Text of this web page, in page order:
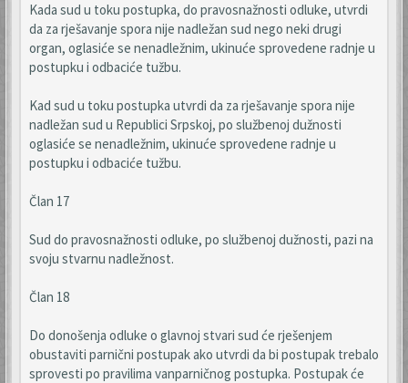
Kada sud u toku postupka, do pravosnažnosti odluke, utvrdi
da za rješavanje spora nije nadležan sud nego neki drugi
organ, oglasiće se nenadležnim, ukinuće sprovedene radnje u
postupku i odbaciće tužbu.
Kad sud u toku postupka utvrdi da za rješavanje spora nije
nadležan sud u Republici Srpskoj, po službenoj dužnosti
oglasiće se nenadležnim, ukinuće sprovedene radnje u
postupku i odbaciće tužbu.
Član 17
Sud do pravosnažnosti odluke, po službenoj dužnosti, pazi na
svoju stvarnu nadležnost.
Član 18
Do donošenja odluke o glavnoj stvari sud će rješenjem
obustaviti parnični postupak ako utvrdi da bi postupak trebalo
sprovesti po pravilima vanparničnog postupka. Postupak će